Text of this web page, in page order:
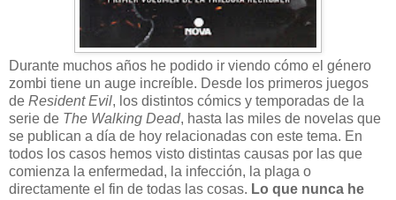
Durante muchos años he podido ir viendo cómo el género
zombi tiene un auge increíble. Desde los primeros juegos
de Resident Evil, los distintos cómics y temporadas de la
serie de The Walking Dead, hasta las miles de novelas que
se publican a día de hoy relacionadas con este tema. En
todos los casos hemos visto distintas causas por las que
comienza la enfermedad, la infección, la plaga o
directamente el fin de todas las cosas. Lo que nunca he